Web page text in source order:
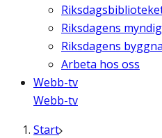
Riksdagens
Riksdagens
Arbeta hos oss
Webb-tv
Webb-tv
Start